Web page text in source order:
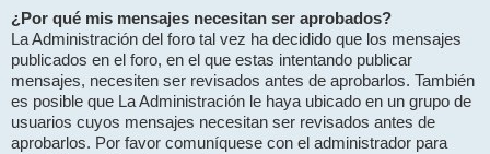
¿Por qué mis mensajes necesitan ser aprobados?
La Administración del foro tal vez ha decidido que los mensajes
publicados en el foro, en el que estas intentando publicar
mensajes, necesiten ser revisados antes de aprobarlos. También
es posible que La Administración le haya ubicado en un grupo de
usuarios cuyos mensajes necesitan ser revisados antes de
aprobarlos. Por favor comuníquese con el administrador para